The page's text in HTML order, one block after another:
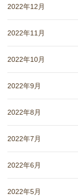
2022年12月
2022年11月
2022年10月
2022年9月
2022年8月
2022年7月
2022年6月
2022年5月